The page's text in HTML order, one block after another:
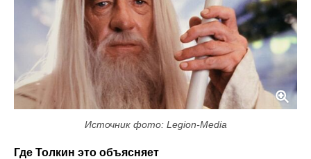
Источник фото: Legion-Media
Где Толкин это объясняет